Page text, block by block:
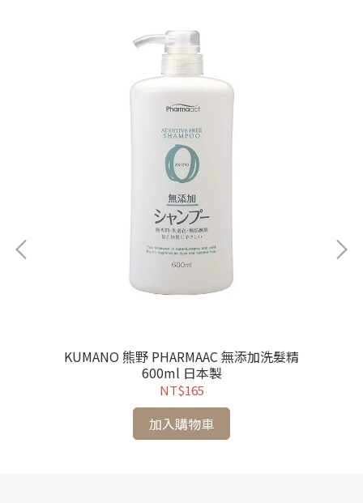
KUMANO 熊野 PHARMAAC 無添加洗髮精
600ml 日本製
NT$165
加入購物車